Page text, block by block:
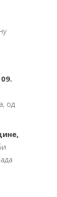
09.
од
,